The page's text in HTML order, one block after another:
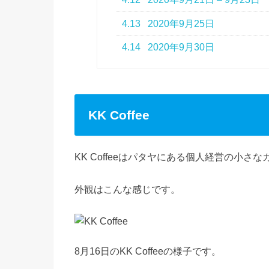
4.13 2020年9月25日
4.14 2020年9月30日
KK Coffee
KK Coffeeはパタヤにある個人経営の小さな
外観はこんな感じです。
8月16日のKK Coffeeの様子です。